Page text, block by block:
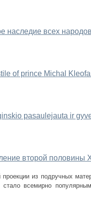
наследие всех
of prince Michal
pasaulejauta ir
второй половины
проекции из подручных
стало всемирно